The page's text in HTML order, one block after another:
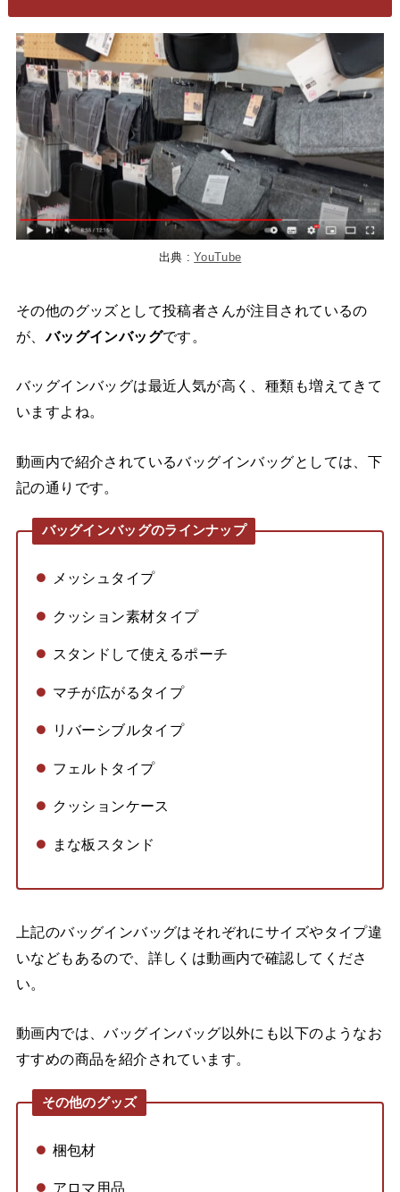
出典 :YouTube
その他のグッズとして投稿者さんが注目されているの
が、バッグインバッグです。
バッグインバッグは最近人気が高く、種類も増えてきて
いますよね。
動画内で紹介されているバッグインバッグとしては、下
記の通りです。
バッグインバッグのラインナップ
メッシュタイプ
クッション素材タイプ
スタンドして使えるポーチ
マチが広がるタイプ
リバーシブルタイプ
フェルトタイプ
クッションケース
まな板スタンド
上記のバッグインバッグはそれぞれにサイズやタイプ違
いなどもあるので、詳しくは動画内で確認してくださ
い。
動画内では、バッグインバッグ以外にも以下のようなお
すすめの商品を紹介されています。
その他のグッズ
梱包材
アロマ用品